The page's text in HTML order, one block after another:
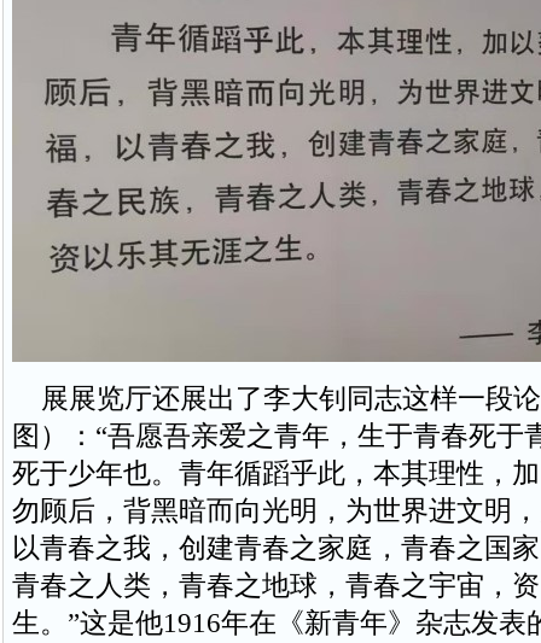
展展览厅还展出了李大钊同志这样一段
图）：“吾愿吾亲爱之青年，生于青春死于
死于少年也。青年循蹈乎此，本其理性，
勿顾后，背黑暗而向光明，为世界进文明
以青春之我，创建青春之家庭，青春之国
青春之人类，青春之地球，青春之宇宙，
生。”这是他1916年在《新青年》杂志发表